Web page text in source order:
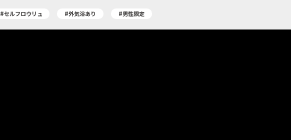
#セルフロウリュ #外気浴あり #男性限定